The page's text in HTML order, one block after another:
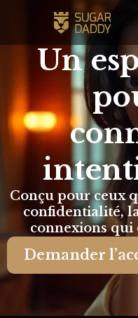
Un
Conçu pour ceux
confidentialité,
connexions qui
Demander